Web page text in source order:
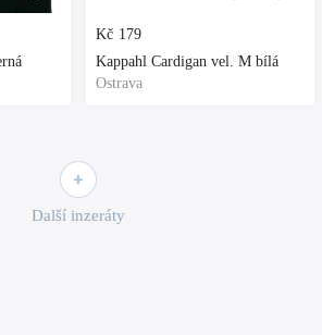
Kč 179
Kappahl Cardigan vel. M bílá
Ostrava
Další inzeráty